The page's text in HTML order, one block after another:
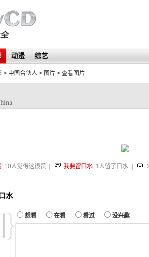
动漫 综艺
> 中国合伙人 > 图片 > 查看图片
10人觉得这很赞 | 我要留口水 1人留了口水
水
想看 在看 看过 没兴趣